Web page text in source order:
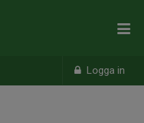
Logga in